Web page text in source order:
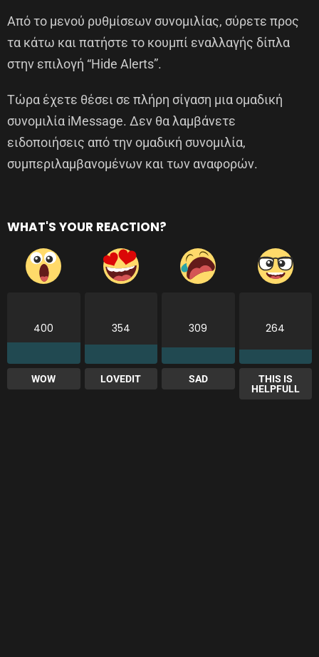
Από το μενού ρυθμίσεων συνομιλίας, σύρετε προς
τα κάτω και πατήστε το κουμπί εναλλαγής δίπλα
στην επιλογή “Hide Alerts”.
Τώρα έχετε θέσει σε πλήρη σίγαση μια ομαδική
συνομιλία iMessage. Δεν θα λαμβάνετε
ειδοποιήσεις από την ομαδική συνομιλία,
συμπεριλαμβανομένων και των αναφορών.
WHAT'S YOUR REACTION?
400
WOW
354
LOVEDIT
309
SAD
264
THIS IS
HELPFULL